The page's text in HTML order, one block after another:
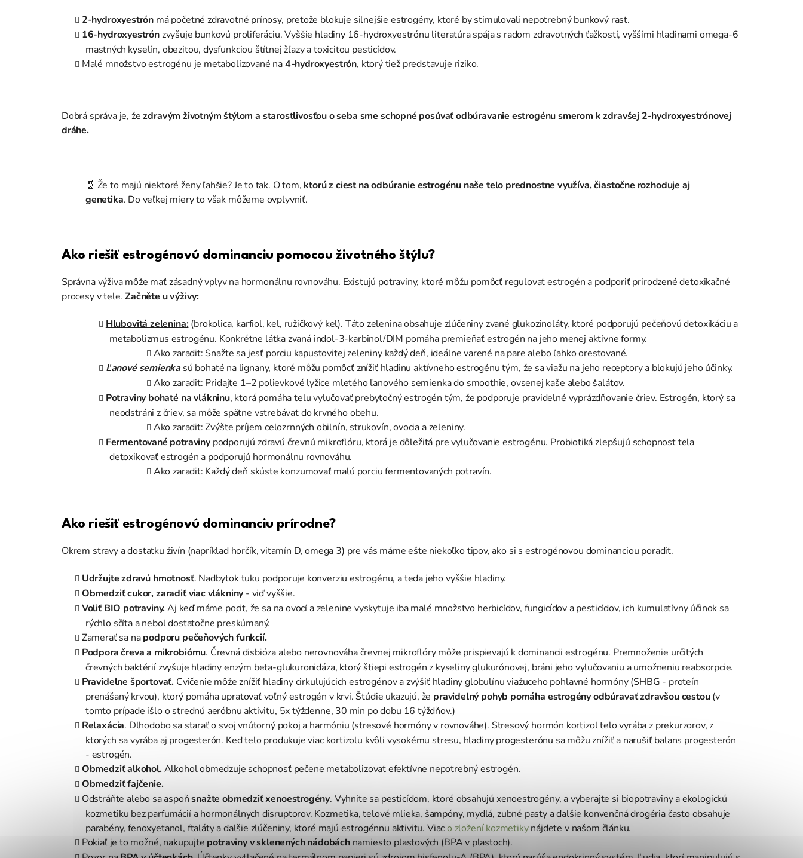
2-hydroxyestrón má početné zdravotné prínosy, pretože blokuje silnejšie estrogény, ktoré by stimulovali nepotrebný bunkový rast.
16-hydroxyestrónzvyšuje bunkovú proliferáciu. Vyššie hladiny 16-hydroxyestrónu literatúra spája s radom zdravotných ťažkostí, vyššími hladinami omega-6
mastných kyselín, obezitou, dysfunkciou štítnej žľazy a toxicitou pesticídov.
Malé množstvo estrogénu je metabolizované na4-hydroxyestrón, ktorý tiež predstavuje riziko.
Dobrá správa je, žezdravým životným štýlom a starostlivosťou o seba sme schopné posúvať odbúravanie estrogénu smerom k zdravšej 2-hydroxyestrónovej
dráhe.
🧬 Že to majú niektoré ženy ľahšie? Je to tak. O tom, ktorú z ciest na odbúranie estrogénu naše telo prednostne využíva, čiastočne rozhoduje aj
genetika. Do veľkej miery to však môžeme ovplyvniť.
Ako riešiť estrogénovú dominanciu pomocou životného štýlu?
Správna výživa môže mať zásadný vplyv na hormonálnu rovnováhu. Existujú potraviny, ktoré môžu pomôcť regulovať estrogén a podporiť prirodzené detoxikačné
procesy v tele.Začněte u výživy:
Hlubovitá zelenina:(brokolica, karfiol, kel, ružičkový kel). Táto zelenina obsahuje zlúčeniny zvané glukozinoláty, ktoré podporujú pečeňovú detoxikáciu a
metabolizmus estrogénu. Konkrétne látka zvaná indol-3-karbinol/DIM pomáha premieňať estrogén na jeho menej aktívne formy.
Ako zaradiť: Snažte sa jesť porciu kapustovitej zeleniny každý deň, ideálne varené na pare alebo ľahko orestované.
Ľanové semienka sú bohaté na lignany, ktoré môžu pomôcť znížiť hladinu aktívneho estrogénu tým, že sa viažu na jeho receptory a blokujú jeho účinky.
Ako zaradiť: Pridajte 1–2 polievkové lyžice mletého ľanového semienka do smoothie, ovsenej kaše alebo šalátov.
Potraviny bohaté na vlákninu, ktorá pomáha telu vylučovať prebytočný estrogén tým, že podporuje pravidelné vyprázdňovanie čriev. Estrogén, ktorý sa
neodstráni z čriev, sa môže spätne vstrebávať do krvného obehu.
Ako zaradiť: Zvýšte príjem celozrnných obilnín, strukovín, ovocia a zeleniny.
Fermentované potravinypodporujú zdravú črevnú mikroflóru, ktorá je dôležitá pre vylučovanie estrogénu. Probiotiká zlepšujú schopnosť tela
detoxikovať estrogén a podporujú hormonálnu rovnováhu.
Ako zaradiť: Každý deň skúste konzumovať malú porciu fermentovaných potravín.
Ako riešiť estrogénovú dominanciu prírodne?
Okrem stravy a dostatku živín (napríklad horčík, vitamín D, omega 3) pre vás máme ešte niekoľko tipov, ako si s estrogénovou dominanciou poradiť.
Udržujte zdravú hmotnosť. Nadbytok tuku podporuje konverziu estrogénu, a teda jeho vyššie hladiny.
Obmedziť cukor, zaradiť viac vlákniny - viď vyššie.
Voliť BIO potraviny.Aj keď máme pocit, že sa na ovocí a zelenine vyskytuje iba malé množstvo herbicídov, fungicídov a pesticídov, ich kumulatívny účinok sa
rýchlo sčíta a nebol dostatočne preskúmaný.
Zamerať sa napodporu pečeňových funkcií.
Podpora čreva a mikrobiómu. Črevná disbióza alebo nerovnováha črevnej mikroflóry môže prispievajú k dominancii estrogénu. Premnoženie určitých
črevných baktérií zvyšuje hladiny enzým beta-glukuronidáza, ktorý štiepi estrogén z kyseliny glukurónovej, bráni jeho vylučovaniu a umožneniu reabsorpcie.
Pravidelne športovať. Cvičenie môže znížiť hladiny cirkulujúcich estrogénov a zvýšiť hladiny globulínu viažuceho pohlavné hormóny (SHBG - proteín
prenášaný krvou), ktorý pomáha upratovať voľný estrogén v krvi. Štúdie ukazujú, že pravidelný pohyb pomáha estrogény odbúravať zdravšou cestou(v
tomto prípade išlo o strednú aeróbnu aktivitu, 5x týždenne, 30 min po dobu 16 týždňov.)
Relaxácia. Dlhodobo sa starať o svoj vnútorný pokoj a harmóniu (stresové hormóny v rovnováhe). Stresový hormón kortizol telo vyrába z prekurzorov, z
ktorých sa vyrába aj progesterón. Keď telo produkuje viac kortizolu kvôli vysokému stresu, hladiny progesterónu sa môžu znížiť a narušiť balans progesterón
- estrogén.
Obmedziť alkohol.Alkohol obmedzuje schopnosť pečene metabolizovať efektívne nepotrebný estrogén.
Obmedziť fajčenie.
Odstráňte alebo sa aspoňsnažte obmedziť xenoestrogény. Vyhnite sa pesticídom, ktoré obsahujú xenoestrogény, a vyberajte si biopotraviny a ekologickú
kozmetiku bez parfumácií a hormonálnych disruptorov. Kozmetika, telové mlieka, šampóny, mydlá, zubné pasty a ďalšie konvenčná drogéria často obsahuje
parabény, fenoxyetanol, ftaláty a ďalšie zlúčeniny, ktoré majú estrogénnu aktivitu. Viaco zložení kozmetikynájdete v našom článku.
Pokiaľ je to možné, nakupujte potraviny v sklenených nádobáchnamiesto plastových (BPA v plastoch).